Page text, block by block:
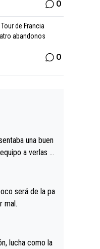
0
de Francia
abandonos
0
una buen
a verlas v
Más en San S
podríamos t
será de la pa
mal.
lucha como la